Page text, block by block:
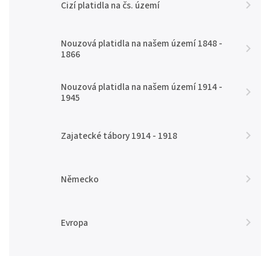
Cizí platidla na čs. území
Nouzová platidla na našem území 1848 -
1866
Nouzová platidla na našem území 1914 -
1945
Zajatecké tábory 1914 - 1918
Německo
Evropa